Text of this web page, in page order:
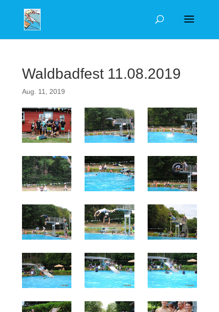
Waldbadfest 11.08.2019
Aug. 11, 2019